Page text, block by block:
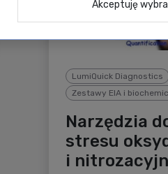
LumiQuick Diagnostics
Zestawy EIA i
Narzędzia
stresu
i
Akceptuję